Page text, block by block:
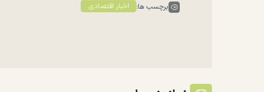
برچسب ها: اخبار اقتصادی